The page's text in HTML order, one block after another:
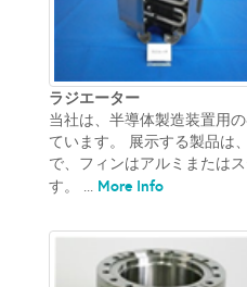
ラジエーター
当社は、半導体製造装置用
ています。 展示する製品は
で、フィンはアルミまたは
す。 ... More Info